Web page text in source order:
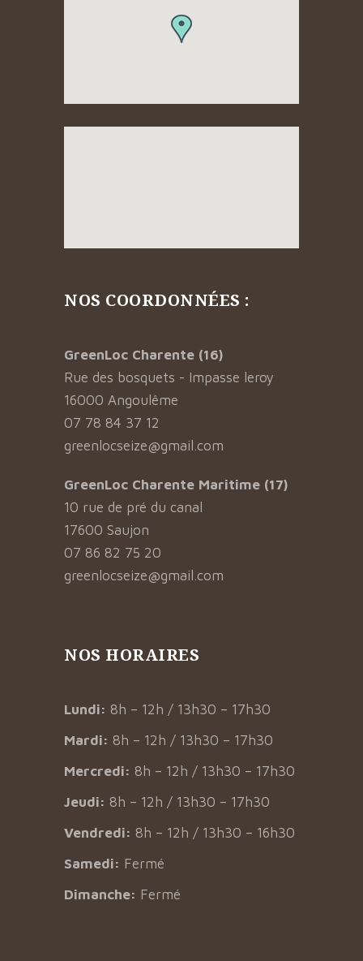
NOS COORDONNÉES :
GreenLoc Charente (16)
Rue des bosquets - Impasse leroy
16000 Angoulême
07 78 84 37 12
greenlocseize@gmail.com
GreenLoc Charente Maritime (17)
10 rue de pré du canal
17600 Saujon
07 86 82 75 20
greenlocseize@gmail.com
NOS HORAIRES
Lundi: 8h – 12h / 13h30 – 17h30
Mardi: 8h – 12h / 13h30 – 17h30
Mercredi: 8h – 12h / 13h30 – 17h30
Jeudi: 8h – 12h / 13h30 – 17h30
Vendredi: 8h – 12h / 13h30 – 16h30
Samedi: Fermé
Dimanche: Fermé